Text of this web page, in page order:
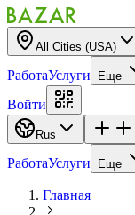
All Cities (USA)
РаботаУслуги Еще
Войти
Rus
РаботаУслуги Еще
Главная